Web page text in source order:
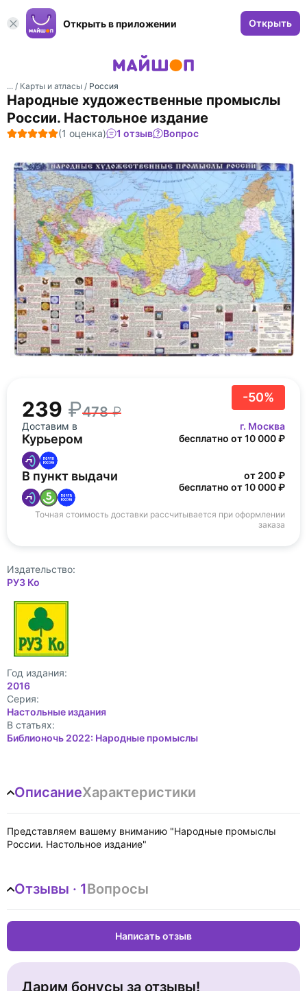
Открыть в приложении Открыть
... / Карты и атласы / Россия
Народные художественные промыслы
России. Настольное издание
(1 оценка) 1 отзыв Вопрос
-50%
239 478
Доставим в г. Москва
Курьером бесплатно от 10 000 ₽
В пункт выдачи
от 200 ₽
бесплатно от 10 000 ₽
Точная стоимость доставки рассчитывается при оформлении
заказа
Издательство:
РУЗ Ко
Год издания:
2016
Cерия:
Настольные издания
В статьях:
Библионочь 2022: Народные промыслы
ОписаниеХарактеристики
Представляем вашему вниманию "Народные промыслы
России. Настольное издание"
Отзывы · 1Вопросы
Написать отзыв
Дарим бонусы за отзывы!